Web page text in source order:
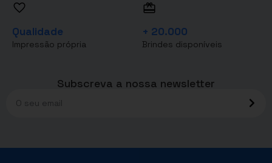
Qualidade
Impressão própria
+ 20.000
Brindes disponíveis
Subscreva a nossa newsletter